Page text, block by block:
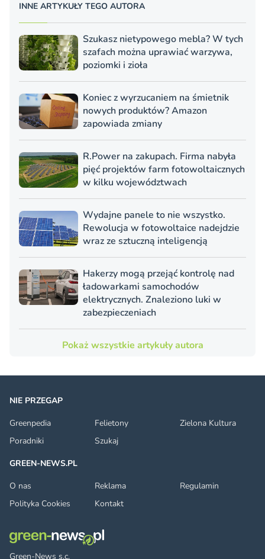
INNE ARTYKUŁY TEGO AUTORA
Szukasz nietypowego mebla? W tych
szafach można uprawiać warzywa,
poziomki i zioła
Koniec z wyrzucaniem na śmietnik
nowych produktów? Amazon
zapowiada zmiany
R.Power na zakupach. Firma nabyła
pięć projektów farm fotowoltaicznych
w kilku województwach
Wydajne panele to nie wszystko.
Rewolucja w fotowoltaice nadejdzie
wraz ze sztuczną inteligencją
Hakerzy mogą przejąć kontrolę nad
ładowarkami samochodów
elektrycznych. Znaleziono luki w
zabezpieczeniach
Pokaż wszystkie artykuły autora
Green-News s.c.
NIE PRZEGAP
Greenpedia
Felietony
Zielona Kultura
Poradniki
Szukaj
GREEN-NEWS.PL
O nas
Reklama
Regulamin
Polityka Cookies
Kontakt